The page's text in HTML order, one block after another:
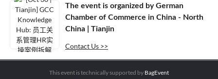
The event is organized byGerman
Chamber of Commerce in China - North
China | Tianjin
Contact Us
This event is technically supported by BagEvent